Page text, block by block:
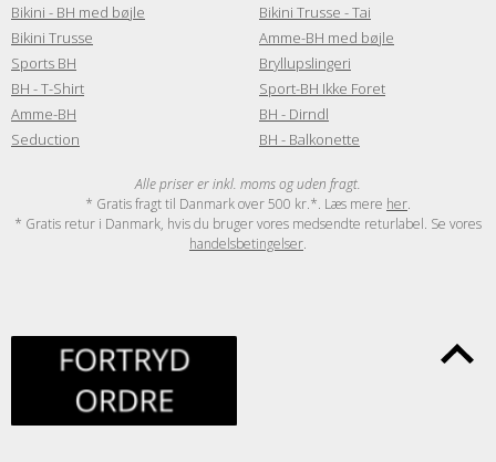
Bikini - BH med bøjle
Bikini Trusse
Sports BH
BH - T-Shirt
Amme-BH
Seduction
Bikini Trusse - Tai
Amme-BH med bøjle
Bryllupslingeri
Sport-BH Ikke Foret
BH - Dirndl
BH - Balkonette
Alle priser er inkl. moms og uden fragt.
* Gratis fragt til Danmark over 500 kr.*. Læs mere her.
* Gratis retur i Danmark, hvis du bruger vores medsendte returlabel. Se vores
handelsbetingelser.